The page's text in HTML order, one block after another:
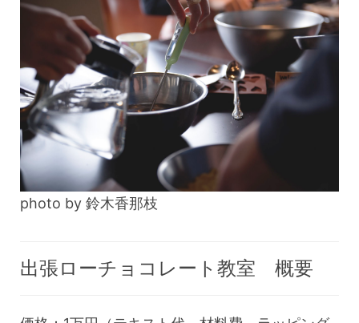
photo by 鈴木香那枝
出張ローチョコレート教室 概要